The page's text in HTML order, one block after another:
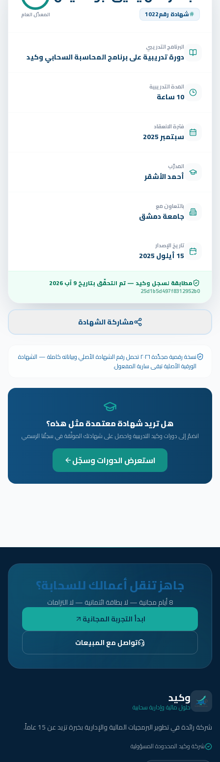
الوظائف
شهادة رقم1022 المعدّل العام
البرنامج التدريبي
دورة تدريبية على برنامج المحاسبة السحابي وكيد
المدة التدريبية
10 ساعة
فترة الانعقاد
سبتمبر 2025
المدرّب
أحمد الأشقر
بالتعاون مع
جامعة دمشق
تاريخ الإصدار
15 أيلول 2025
مطابقة لسجل وكيد — تم التحقّق بتاريخ9 آب 2026
25d1b5d497f8312952b0
مشاركة الشهادة
نسخة رقمية مجدَّدة ٢٠٢٦ تحمل رقم الشهادة الأصلي وبياناته كاملة — الشهادة
الورقية الأصلية تبقى سارية المفعول.
هل تريد شهادة معتمدة مثل هذه؟
انضمّ إلى دورات وكيد التدريبية واحصل على شهادتك الموثّقة في سجلّنا الرسمي
استعرض الدورات وسجّل
جاهز تنقل أعمالك للسحابة؟
8 أيام مجانية — لا بطاقة ائتمانية — لا التزامات
ابدأ التجربة المجانية
تواصل مع المبيعات
وكيد
حلول مالية وإدارية سحابية
شركة رائدة في تطوير البرمجيات المالية والإدارية بخبرة تزيد عن 15 عاماً.
شركة وكيد المحدودة المسؤولية